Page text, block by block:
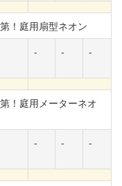
！庭用扇型ネオン
- - -
！庭用メーターネオ
- - -